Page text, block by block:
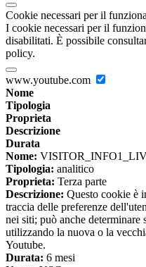
Cookie necessari per il
I cookie necessari per il
disabilitati. È possibile
policy.
www.youtube.com
Nome
Tipologia
Proprieta
Descrizione
Durata
Nome:
Tipologia: analitico
Proprieta: Terza parte
Descrizione: Questo cookie è
traccia delle preferenze
nei siti; può anche determinare
utilizzando la nuova o la
Youtube.
Durata: 6 mesi